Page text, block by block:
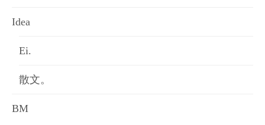
Idea
Ei.
散文。
BM